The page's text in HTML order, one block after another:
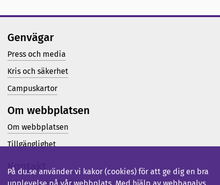
Genvägar
Press och media
Kris och säkerhet
Campuskartor
Om webbplatsen
Om webbplatsen
Tillgänglighet
Kontakt
Telefon (vx): 023-77 80 00
På du.se använder vi kakor (cookies) för att ge dig en bra